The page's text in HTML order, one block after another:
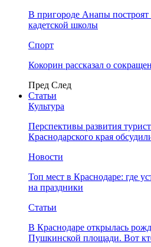
В пригороде Анапы
кадетской школы
Спорт
Кокорин рассказал о
Пред След
Статьи
Культура
Перспективы развития
Краснодарского края
Новости
Топ мест в Краснодаре: где
на праздники
Статьи
В Краснодаре открылась
Пушкинской площади. Вот